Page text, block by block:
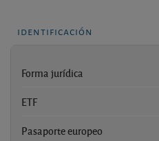
identificación
Forma jurídica
ETF
Pasaporte europeo